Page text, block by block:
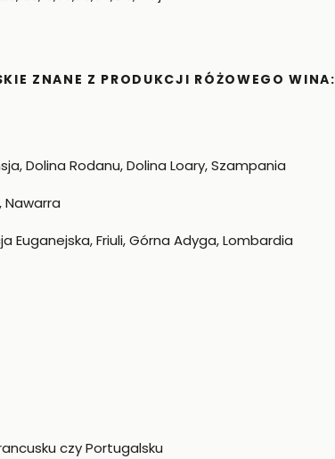
ZNANE Z PRODUKCJI RÓŻOWEGO WINA:
Dolina Rodanu, Dolina Loary, Szampania
Nawarra
Euganejska, Friuli, Górna Adyga, Lombardia
czy Portugalsku